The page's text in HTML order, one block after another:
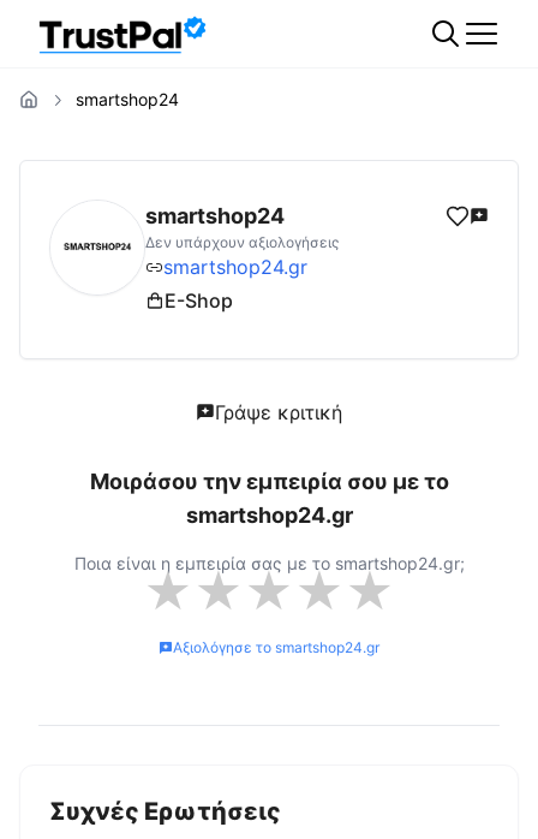
smartshop24
smartshop24.gr Αξιολογήσεις | Δες
smartshop24
Δεν υπάρχουν αξιολογήσεις
smartshop24.gr
E-Shop
Γράψε κριτική
Μοιράσου την εμπειρία σου με το
smartshop24.gr
Ποια είναι η εμπειρία σας με το smartshop24.gr;
★★★★★
Αξιολόγησε το smartshop24.gr
Συχνές Ερωτήσεις